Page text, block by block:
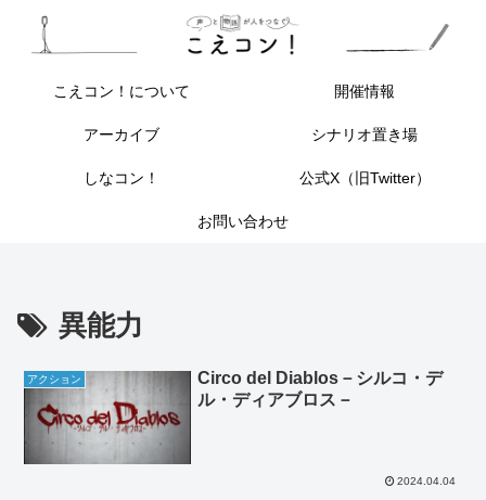
こえコン！について 開催情報
アーカイブ シナリオ置き場
しなコン！ 公式X（旧Twitter）
お問い合わせ
異能力
アクション
Circo del Diablos－シルコ・デ
ル・ディアブロス－
2024.04.04